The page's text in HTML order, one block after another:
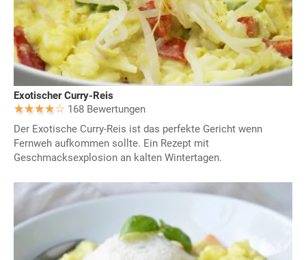
Exotischer Curry-Reis
168 Bewertungen
Der Exotische Curry-Reis ist das perfekte Gericht wenn
Fernweh aufkommen sollte. Ein Rezept mit
Geschmacksexplosion an kalten Wintertagen.